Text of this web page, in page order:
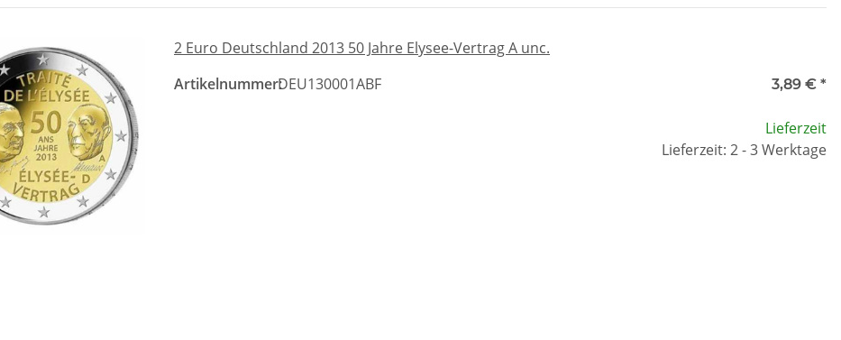
2 Euro Deutschland 2013 50 Jahre Elysee-Vertrag A unc.
Artikelnummer:DEU130001ABF 3,89 € *
Lieferzeit
Lieferzeit: 2 - 3 Werktage